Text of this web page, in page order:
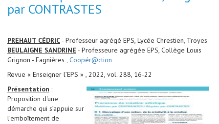
par CONTRASTES
PREHAUT CÉDRIC - Professeur agrégé EPS, Lycée Chrestien, Troyes
BEULAIGNE SANDRINE - Professeure agrégée EPS, Collège Louis
Grignon - Fagnières , Coopér@ction
Revue « Enseigner l’EPS » , 2022, vol. 288, 16-22
Présentation :
Proposition d'une
démarche qui s’appuie sur
l’emboîtement de